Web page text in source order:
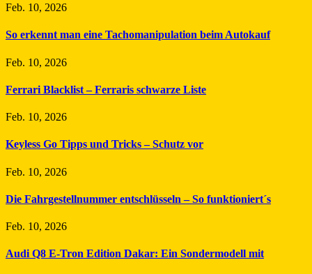
Feb. 10, 2026
So erkennt man eine Tachomanipulation beim Autokauf
Feb. 10, 2026
Ferrari Blacklist – Ferraris schwarze Liste
Feb. 10, 2026
Keyless Go Tipps und Tricks – Schutz vor
Feb. 10, 2026
Die Fahrgestellnummer entschlüsseln – So funktioniert´s
Feb. 10, 2026
Audi Q8 E-Tron Edition Dakar: Ein Sondermodell mit